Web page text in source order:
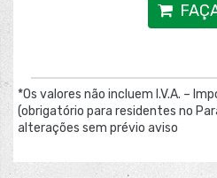
*Os valores não incluem I.V.A. –
(obrigatório para residentes no
alterações sem prévio aviso